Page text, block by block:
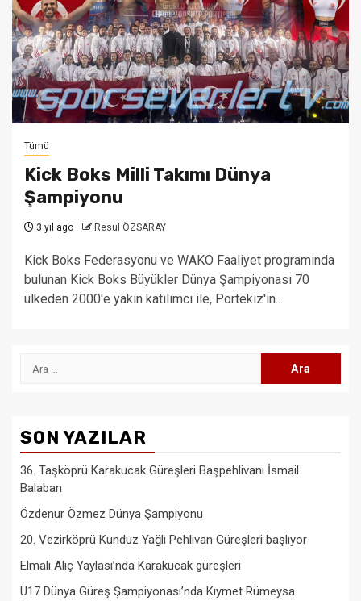
Tümü
Kick Boks Milli Takımı Dünya
Şampiyonu
3 yıl ago Resul ÖZSARAY
Kick Boks Federasyonu ve WAKO Faaliyet programında
bulunan Kick Boks Büyükler Dünya Şampiyonası 70
ülkeden 2000'e yakın katılımcı ile, Portekiz'in...
Arama:
SON YAZILAR
36. Taşköprü Karakucak Güreşleri Başpehlivanı İsmail
Balaban
Özdenur Özmez Dünya Şampiyonu
20. Vezirköprü Kunduz Yağlı Pehlivan Güreşleri başlıyor
Elmalı Alıç Yaylası’nda Karakucak güreşleri
U17 Dünya Güreş Şampiyonası’nda Kıymet Rümeysa